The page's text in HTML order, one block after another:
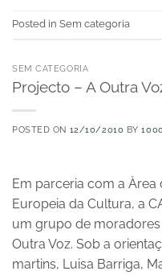
Posted in Sem categoria
SEM CATEGORIA
Projecto – A Outra
POSTED ON 12/10/2010 BY
Em parceria com a
Europeia da Cultura, a
um grupo de
Outra Voz. Sob a
martins, Luisa Barriga,